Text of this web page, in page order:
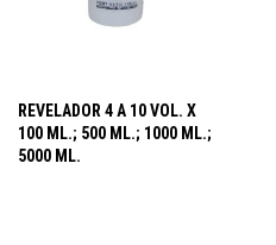
REVELADOR 4 A 10 VOL. X
100 ML.; 500 ML.; 1000 ML.;
5000 ML.